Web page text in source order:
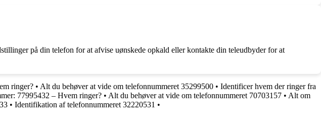
på din telefon for at afvise uønskede opkald eller kontakte din teleudbyder for at
ringer? • Alt du behøver at vide om telefonnummeret 35299500 • Identificer hvem der ringer fra
77995432 – Hvem ringer? • Alt du behøver at vide om telefonnummeret 70703157 • Alt om
• Identifikation af telefonnummeret 32220531 •